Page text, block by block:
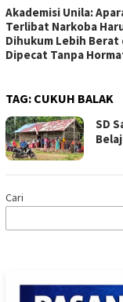
Akademisi Unila:
Terlibat Narkoba
Dihukum Lebih Berat
Dipecat Tanpa
TAG: CUKUH BALAK
SD
Cari